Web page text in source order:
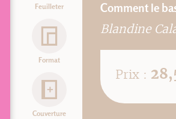
Comment le
Blandine
Feuilleter
Format
Couverture
Prix :